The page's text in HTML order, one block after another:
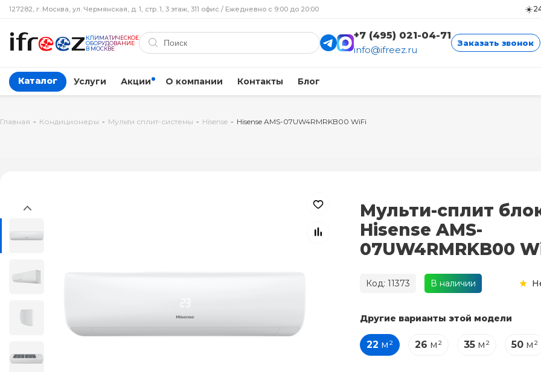
127282, г. Москва, ул. Чермянская, д. 1, стр. 1, 3 этаж, 311 офис / Ежедневно с 9:00 до 20:00 ☀️
КЛИМАТИЧЕСКОЕ
ОБОРУДОВАНИЕ
В МОСКВЕ
+7 (495) 021-04-71
info@ifreez.ru
Заказать звонок
Каталог Услуги Акции О компании Контакты Блог
Главная - Кондиционеры - Мульти сплит-системы - Hisense - Hisense AMS-07UW4RMRKB00 WiFi
Мульти-сплит
Hisense AMS-
07UW4RMRKB00
Код: 11373 В наличии
Другие варианты этой модели
22 м² 26 м² 35м² 50м²